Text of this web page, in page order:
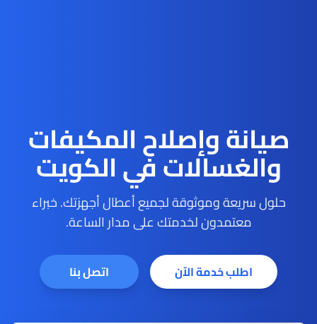
صيانة وإصلاح المكيفات
والغسالات في الكويت
حلول سريعة وموثوقة لجميع أعطال أجهزتك. خبراء
معتمدون لخدمتك على مدار الساعة.
اطلب خدمة الآن اتصل بنا